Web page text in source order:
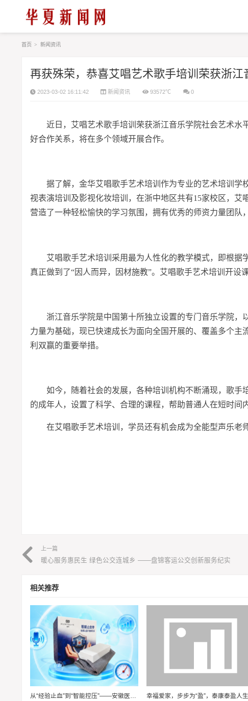
首页 > 新闻资讯
再获殊荣，恭喜艾唱艺术歌手培训荣获浙
2023-03-02 16:11:42 新闻资讯 93572℃ 0
近日，艾唱艺术歌手培训荣获浙江音乐学院社会艺术
好合作关系，将在多个领域开展合作。
据了解，金华艾唱歌手艺术培训作为专业的艺术培训
视表演培训及影视化妆培训，在浙中地区共有15家校区，
营造了一种轻松愉快的学习氛围，拥有优秀的师资力量团队
艾唱歌手艺术培训采用最为人性化的教学模式，即根据
真正做到了“因人而异，因材施教”。艾唱歌手艺术培训开设
浙江音乐学院是中国第十所独立设置的专门音乐学院
力量为基础，现已快速成长为面向全国开展的、覆盖多个
利双赢的重要举措。
如今，随着社会的发展，各种培训机构不断涌现，歌
的成年人，设置了科学、合理的课程，帮助普通人在短时间
在艾唱歌手艺术培训，学员还有机会成为全能型声乐老
上一篇
暖心服务惠民生 绿色公交连城乡 ——盘锦客运公交创新服务纪实
相关推荐
从“经验止血”到“智能控压”——安徽医科大学“血卫”团队推动止血装备智能化升级